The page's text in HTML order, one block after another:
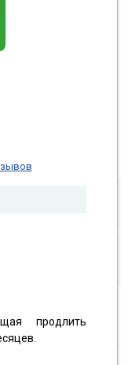
Wunschliste hinzufugen
продлить